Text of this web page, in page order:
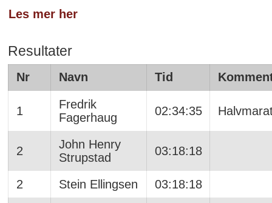
Les mer her
Resultater
Nr Navn Tid
1
Fredrik
Fagerhaug
02:34:35
2
John Henry
Strupstad
03:18:18
2 Stein Ellingsen 03:18:18